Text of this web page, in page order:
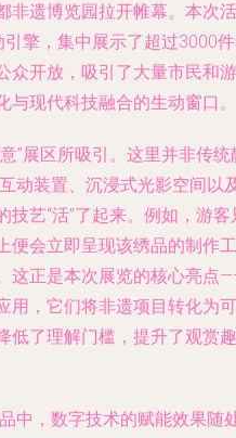
非遗博览园拉开帷幕。本次活
引擎，集中展示了超过3000
众开放，吸引了大量市民和游
与现代科技融合的生动窗口。
”展区所吸引。这里并非传统
动装置、沉浸式光影空间以
艺“活”了起来。例如，游客
便会立即呈现该绣品的制作工
这正是本次展览的核心亮点
用，它们将非遗项目转化为可
低了理解门槛，提升了观赏趣
中，数字技术的赋能效果随